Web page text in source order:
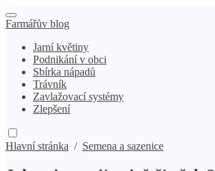
Farmářův blog
Jarní květiny
Podnikání v obci
Sbírka nápadů
Trávník
Zavlažovací systémy
Zlepšení
Hlavní stránka / Semena a sazenice